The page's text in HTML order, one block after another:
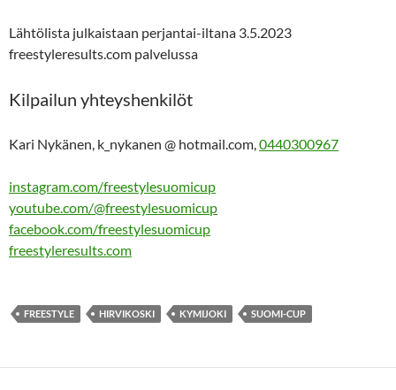
Lähtölista julkaistaan perjantai-iltana 3.5.2023
freestyleresults.com palvelussa
Kilpailun yhteyshenkilöt
Kari Nykänen, k_nykanen @ hotmail.com,0440300967
instagram.com/freestylesuomicup
youtube.com/@freestylesuomicup
facebook.com/freestylesuomicup
freestyleresults.com
FREESTYLE HIRVIKOSKI KYMIJOKI SUOMI-CUP